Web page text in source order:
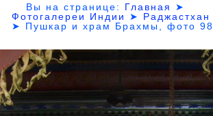
Вы на странице: Главная
➤
Фотогалереи Индии
➤ Раджастхан
➤ Пушкар и храм Брахмы, фото 98